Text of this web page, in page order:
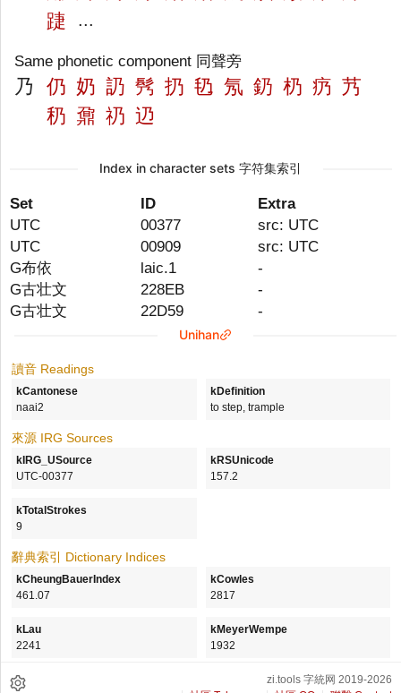
踕
...
Same phonetic component 同聲旁
乃 仍 奶 䚮 䯮 扔 㲌 氖 釢 㭁 疓 艿
䄧 鼐 礽 辸
Index in character sets 字符集索引
Set ID
Extra
UTC
00377
src: UTC
UTC
00909
src: UTC
G布依
laic.1
-
G古壮文
228EB
-
G古壮文
22D59 -
Unihan
讀音 Readings
kCantonese
naai2
kDefinition
to step, trample
來源 IRG Sources
kIRG_USource
UTC-00377
kRSUnicode
157.2
kTotalStrokes
9
辭典索引 Dictionary Indices
kCheungBauerIndex
461.07
kCowles
2817
kLau
2241
kMeyerWempe
1932
zi.tools 字統网 2019-2026